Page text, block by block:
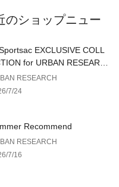
像をご参照ください。
さい。
のショップニュー
EXCLUSIVE COLL
for URBAN RESEARC
RESEARCH
7/24
Recommend
RESEARCH
7/16